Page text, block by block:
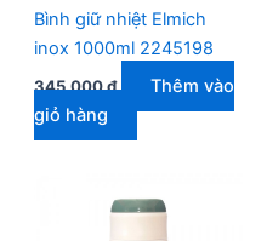
Bình giữ nhiệt Elmich
inox 1000ml 2245198
345.000₫
Thêm vào
giỏ hàng